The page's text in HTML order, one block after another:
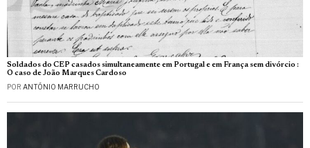
Soldados do CEP casados simultaneamente em Portugal e em França sem divórcio :
O caso de João Marques Cardoso
POR ANTÓNIO MARRUCHO